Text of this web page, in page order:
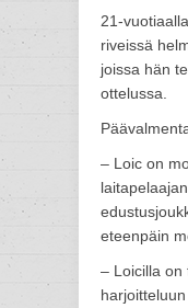
21-
riveissä
joissa hän
ottelussa.
– Loic on
eteenpäin
– Loicilla on